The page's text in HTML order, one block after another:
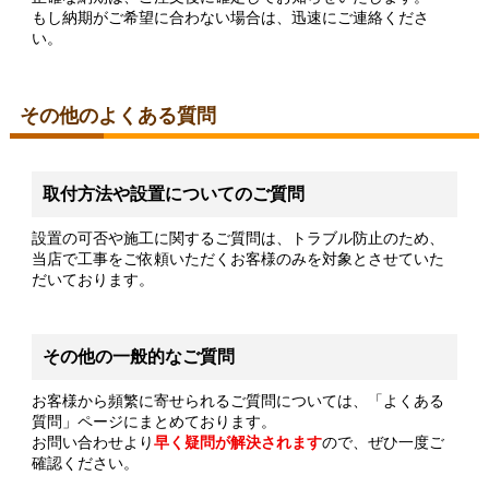
もし納期がご希望に合わない場合は、迅速にご連絡くださ
い。
その他のよくある質問
取付方法や設置についてのご質問
設置の可否や施工に関するご質問は、トラブル防止のため、
当店で工事をご依頼いただくお客様のみを対象とさせていた
だいております。
その他の一般的なご質問
お客様から頻繁に寄せられるご質問については、「よくある
質問」ページにまとめております。
お問い合わせより早く疑問が解決されますので、ぜひ一度ご
確認ください。